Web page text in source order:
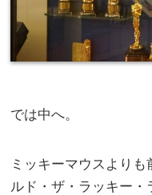
では中へ。
ミッキーマウスより
ルド・ザ・ラッキー・